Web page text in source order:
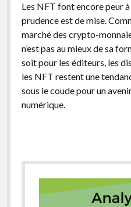
Les NFT font encore peur
prudence est de mise.
marché des crypto-
n’est pas au mieux de sa
soit pour les éditeurs, les
les NFT restent une
sous le coude pour un
numérique.